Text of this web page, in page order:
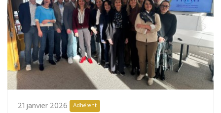
21 janvier 2026 Adhérent